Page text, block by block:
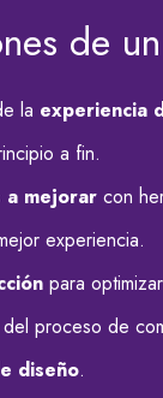
de
la experiencia
a fin.
a mejorar con
experiencia.
para
proceso de
diseño.